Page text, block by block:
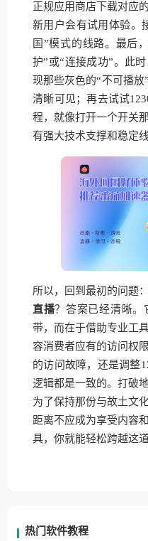
正规应用商店下载对应
新用户会有试用体验。
国”模式的线路。最后
护”或“连接成功”。此
现那些灰色的“不可播放
清晰可见；再去试试
程，就像打开一个开关
有强大技术支撑和稳定线
所以，回到最初的问题
直播？答案已经清晰。
带，而在于借助专业工
容消费者应有的访问权
的访问故障，还是调整
逻辑都是一致的。打破
为了保持那份与故土文
距离不应成为享受内容
具，你就能轻松跨越这道
热门软件教程